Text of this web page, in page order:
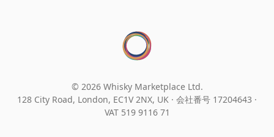
© 2026 Whisky Marketplace Ltd.
128 City Road, London, EC1V 2NX, UK · 会社番号 17204643 ·
VAT 519 9116 71